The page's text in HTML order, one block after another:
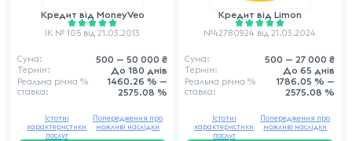
Кредит від MoneyVeo
ІК № 105 від 21.03.2013
Сума: 500 — 50 000 ₴
Термін: До 180 днів
Реальна річна %
ставка:
1460.26 % —
2575.08 %
Істотні
характеристики
послуг
Попередження про
можливі наслідки
Кредит від Limon
№42780924 від 21.03.2024
Сума: 500 — 27 000 ₴
Термін: До 65 днів
Реальна річна %
ставка:
1786.05 % —
2575.08 %
Істотні
характеристики
послуг
Попередження про
можливі наслідки